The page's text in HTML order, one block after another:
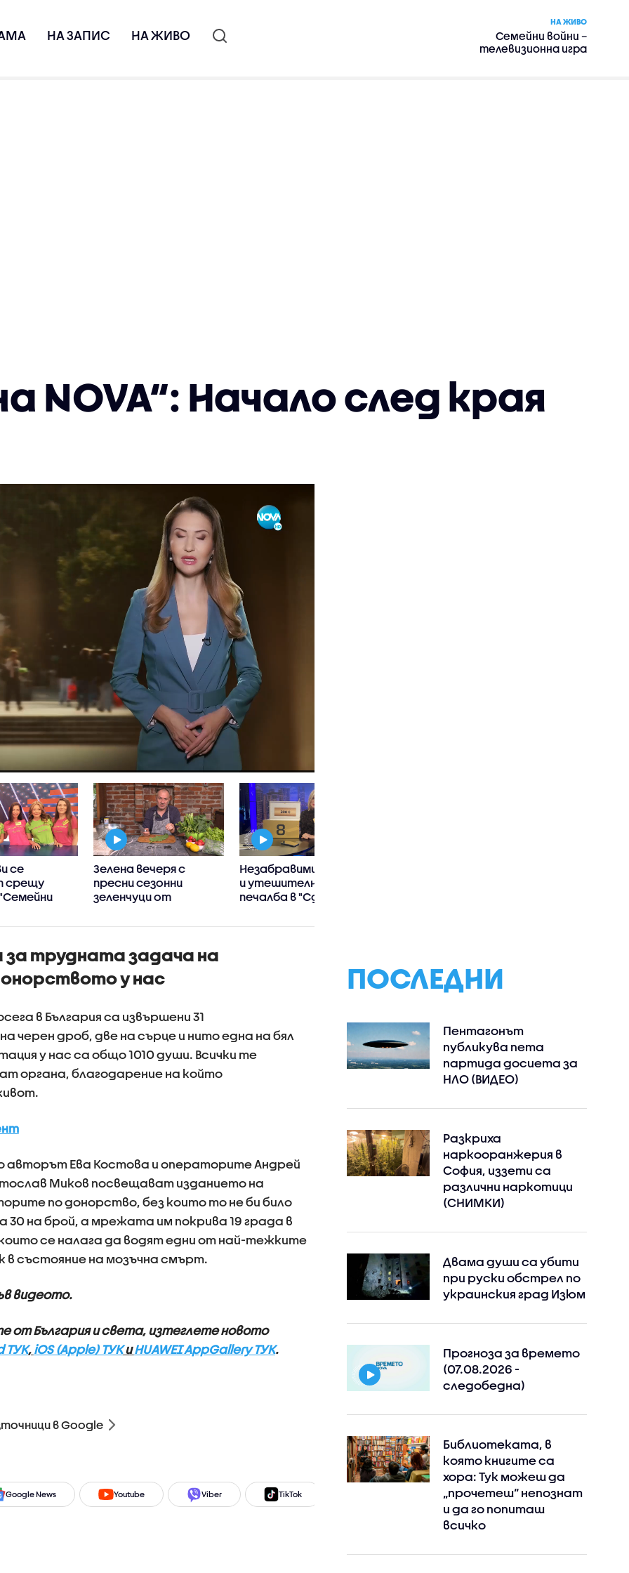
НА ЗАПИС НА ЖИВО
НА ЖИВО
Семейни войни –
телевизионна игра
NOVA“: Начало след края
се
срещу
Зелена вечеря с
пресни сезонни
зеленчуци от
„Черешката на
Незабравими спомени
и утешителна
печалба в "Сделка или
за трудната задача на
у нас
в България са извършени 31
черен дроб, две на сърце и нито една на бял
у нас са общо 1010 души. Всички те
органа, благодарение на който
авторът Ева Костова и операторите Андрей
Миков посвещават изданието на
по донорство, без които то не би било
30 на брой, а мрежата им покрива 19 града в
се налага да водят едни от най-тежките
в състояние на мозъчна смърт.
видеото.
от България и света, изтеглете новото
ТУК, iOS (Apple) ТУКиHUAWEI AppGallery ТУК.
в Google
Google News Youtube Viber TikTok Facebook
ПОСЛЕДНИ
Пентагонът
публикува пета
партида досиета за
НЛО (ВИДЕО)
Разкриха
наркооранжерия в
София, иззети са
различни наркотици
(СНИМКИ)
Двама души са убити
при руски обстрeл по
украинския град Изюм
Прогноза за времето
(07.08.2026 -
следобедна)
Библиотеката, в
която книгите са
хора: Тук можеш да
„прочетеш“ непознат
и да го попиташ
всичко